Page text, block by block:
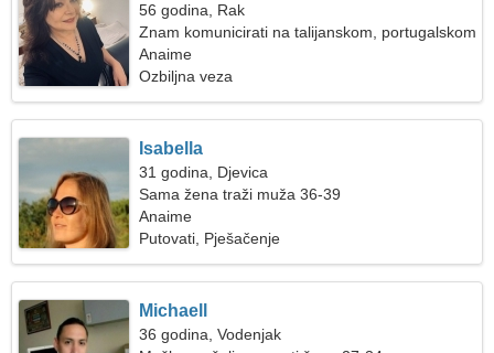
56 godina, Rak
Znam komunicirati na talijanskom, portugalskom
Anaime
Ozbiljna veza
Isabella
31 godina, Djevica
Sama žena traži muža 36-39
Anaime
Putovati, Pješačenje
Michaell
36 godina, Vodenjak